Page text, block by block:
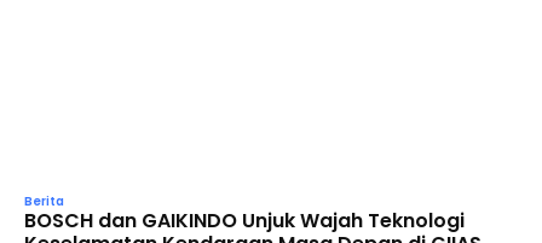
Berita
BOSCH dan GAIKINDO Unjuk Wajah Teknologi